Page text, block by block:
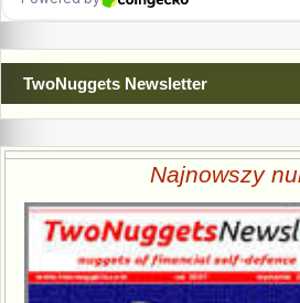
TwoNuggets Newsletter
Najnowszy